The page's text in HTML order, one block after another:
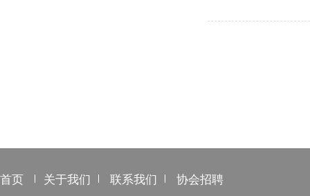
首页 关于我们 联系我们
协会招聘